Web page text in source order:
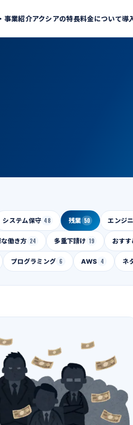
事業紹介アクシアの特長料金について導
システム保守 48 残業 50 エンジ
な働き方 24 多重下請け 19 おす
プログラミング 6 AWS 4 ネ